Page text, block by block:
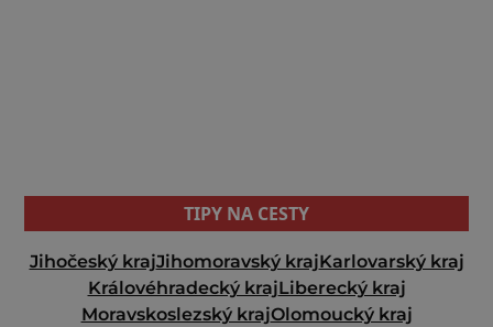
TIPY NA CESTY
Jihočeský krajJihomoravský krajKarlovarský kraj
Královéhradecký krajLiberecký kraj
Moravskoslezský krajOlomoucký kraj